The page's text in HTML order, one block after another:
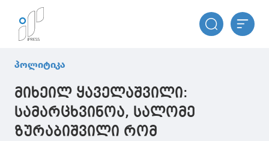
პოლიტიკა
მიხეილ ყაველაშვილი:
სამარცხვინოა, სალომე
ზურაბიშვილი რომ